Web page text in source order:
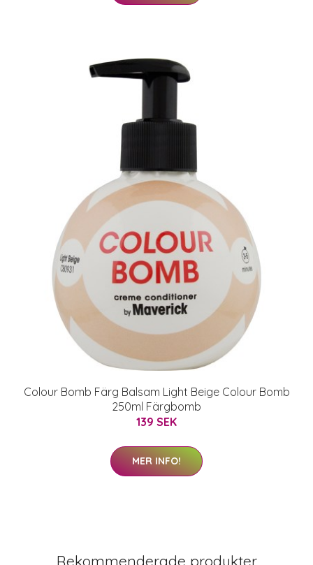
Colour Bomb Färg Balsam Light Beige Colour Bomb
250ml Färgbomb
139 SEK
MER INFO!
Rekommenderade produkter